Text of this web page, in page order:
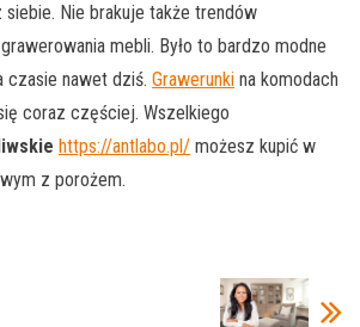
Nie brakuje także trendów
mebli. Było to bardzo modne
czasie nawet dziś. Grawerunki na komodach
coraz częściej. Wszelkiego
https://antlabo.pl/ możesz kupić w
z porożem.